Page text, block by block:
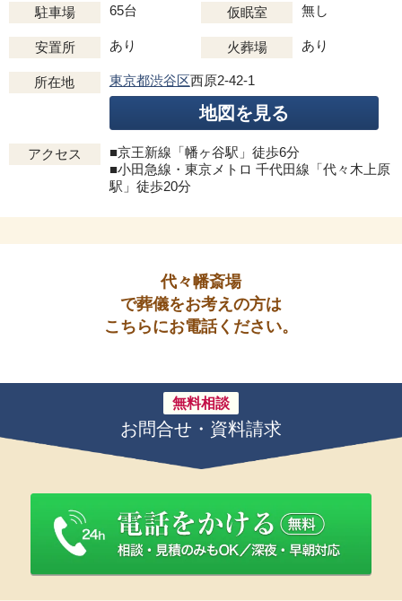
駐車場 65台 仮眠室 無し
安置所 あり 火葬場 あり
所在地 東京都渋谷区西原2-42-1
地図を見る
アクセス
■京王新線「幡ヶ谷駅」徒歩6分
■小田急線・東京メトロ 千代田線「代々木上原
駅」徒歩20分
代々幡斎場
で葬儀をお考えの方は
こちらにお電話ください。
無料相談
お問合せ・資料請求